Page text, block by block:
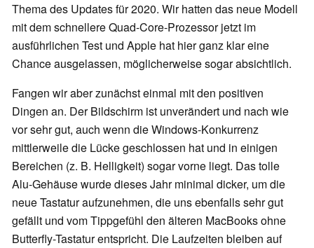
Thema des Updates für 2020. Wir hatten das neue Modell
mit dem schnellere Quad-Core-Prozessor jetzt im
ausführlichen Test und Apple hat hier ganz klar eine
Chance ausgelassen, möglicherweise sogar absichtlich.
Fangen wir aber zunächst einmal mit den positiven
Dingen an. Der Bildschirm ist unverändert und nach wie
vor sehr gut, auch wenn die Windows-Konkurrenz
mittlerweile die Lücke geschlossen hat und in einigen
Bereichen (z. B. Helligkeit) sogar vorne liegt. Das tolle
Alu-Gehäuse wurde dieses Jahr minimal dicker, um die
neue Tastatur aufzunehmen, die uns ebenfalls sehr gut
gefällt und vom Tippgefühl den älteren MacBooks ohne
Butterfly-Tastatur entspricht. Die Laufzeiten bleiben auf